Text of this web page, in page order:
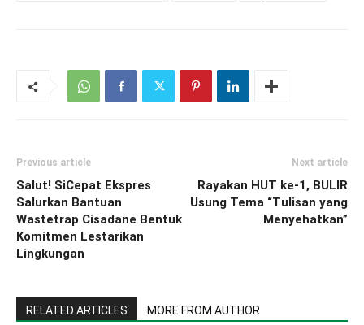
Previous article
Salut! SiCepat Ekspres
Salurkan Bantuan
Wastetrap Cisadane Bentuk
Komitmen Lestarikan
Lingkungan
Next article
Rayakan HUT ke-1, BULIR
Usung Tema “Tulisan yang
Menyehatkan”
RELATED ARTICLES MORE FROM AUTHOR